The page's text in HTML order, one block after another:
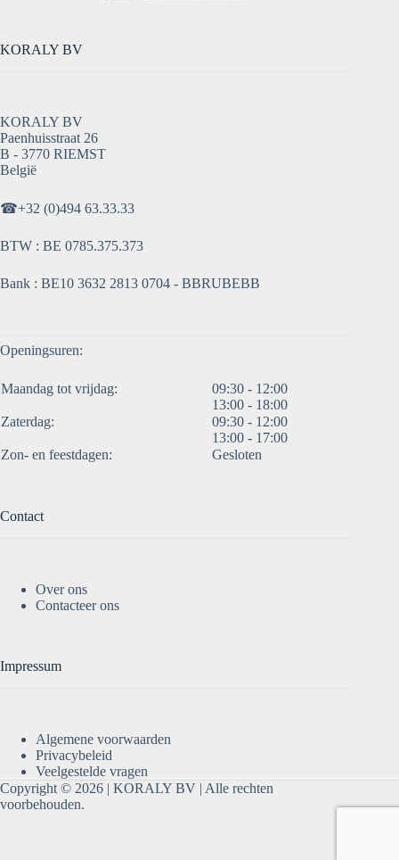
KORALY BV
KORALY BV
Paenhuisstraat 26
B - 3770 RIEMST
België
☎+32 (0)494 63.33.33
BTW : BE 0785.375.373
Bank : BE10 3632 2813 0704 - BBRUBEBB
Openingsuren:
Maandag tot vrijdag:
09:30 - 12:00
13:00 - 18:00
Zaterdag:
09:30 - 12:00
13:00 - 17:00
Zon- en feestdagen:
Gesloten
Contact
Over ons
Contacteer ons
Impressum
Algemene voorwaarden
Privacybeleid
Veelgestelde vragen
Copyright © 2026 | KORALY BV | Alle rechten
voorbehouden.